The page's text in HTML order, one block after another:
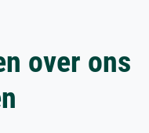
over ons